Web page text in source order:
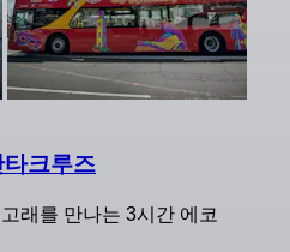
크루즈
래를 만나는 3시간 에코